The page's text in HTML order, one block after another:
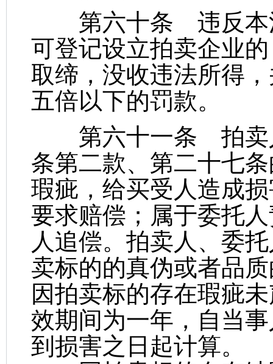
第六十条 违反本
可登记设立拍卖企业
取缔，没收违法所得
五倍以下的罚款。
第六十一条 拍卖
条第二款、第二十七
瑕疵，给买受人造成
要求赔偿；属于委托
人追偿。拍卖人、委
卖标的的真伪或者品
因拍卖标的存在瑕疵
效期间为一年，自当
到损害之日起计算。